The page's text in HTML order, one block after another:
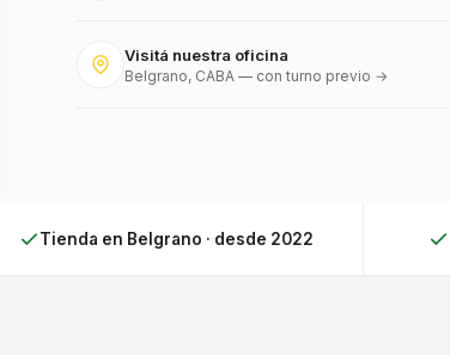
Visitá nuestra oficina
Belgrano, CABA — con turno previo →
Tienda en Belgrano · desde 2022